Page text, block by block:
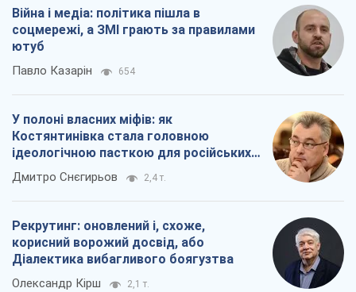
Війна і медіа: політика пішла в
соцмережі, а ЗМІ грають за правилами
ютуб
Павло Казарін 654
У полоні власних міфів: як
Костянтинівка стала головною
ідеологічною пасткою для російських
окупантів
Дмитро Снєгирьов 2,4 т.
Рекрутинг: оновлений і, схоже,
корисний ворожий досвід, або
Діалектика вибагливого боягузтва
Олександр Кірш 2,1 т.